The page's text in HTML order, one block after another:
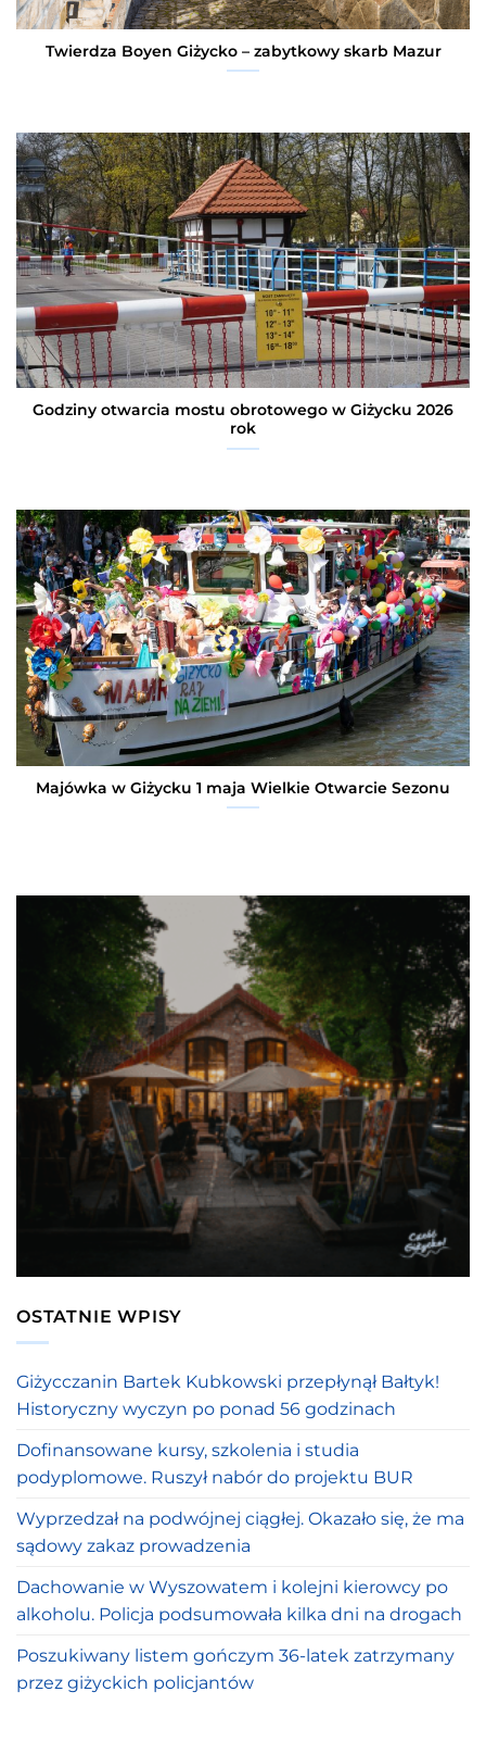
Twierdza Boyen Giżycko – zabytkowy skarb Mazur
Godziny otwarcia mostu obrotowego w Giżycku 2026
rok
Majówka w Giżycku 1 maja Wielkie Otwarcie Sezonu
OSTATNIE WPISY
Giżycczanin Bartek Kubkowski przepłynął Bałtyk!
Historyczny wyczyn po ponad 56 godzinach
Dofinansowane kursy, szkolenia i studia
podyplomowe. Ruszył nabór do projektu BUR
Wyprzedzał na podwójnej ciągłej. Okazało się, że ma
sądowy zakaz prowadzenia
Dachowanie w Wyszowatem i kolejni kierowcy po
alkoholu. Policja podsumowała kilka dni na drogach
Poszukiwany listem gończym 36-latek zatrzymany
przez giżyckich policjantów